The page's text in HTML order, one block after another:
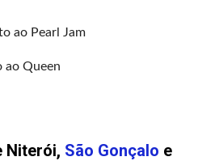
ao Pearl Jam⁣
ao Queen⁣
Niterói, São Gonçalo e